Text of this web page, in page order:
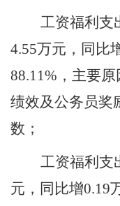
工资福利支
4.55万元，同比
88.11%，主要原
绩效及公务员奖
数；
工资福利支
元，同比增0.19